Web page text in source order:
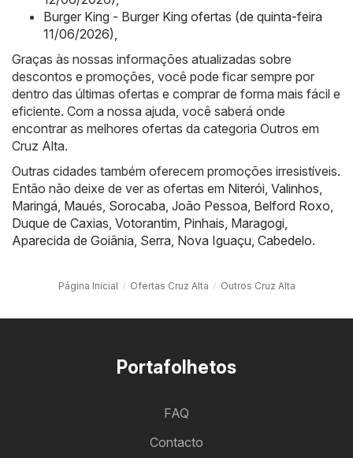
Burger King - Burger King ofertas (de quinta-feira
11/06/2026)
Graças às nossas informações atualizadas sobre
descontos e promoções, você pode ficar sempre por
dentro das últimas ofertas e comprar de forma mais fácil e
eficiente. Com a nossa ajuda, você saberá onde
encontrar as melhores ofertas da categoria Outros em
Cruz Alta.
Outras cidades também oferecem promoções irresistíveis.
Então não deixe de ver as ofertas em Niterói Valinhos
Maringá Maués Sorocaba João Pessoa Belford Roxo
Duque de Caxias Votorantim Pinhais Maragogi
Aparecida de Goiânia Serra Nova Iguaçu Cabedelo.
Página Inicial Ofertas Cruz Alta Outros Cruz Alta
Portafolhetos
FAQ
Contacto